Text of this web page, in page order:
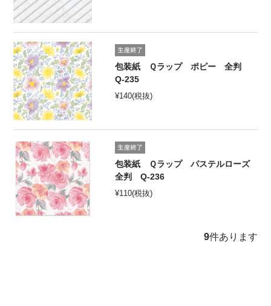
包装紙 Ｑラップ ポピー 全判
Q-235
¥140(税抜)
包装紙 Ｑラップ パステルローズ
全判 Q-236
¥110(税抜)
9件あります